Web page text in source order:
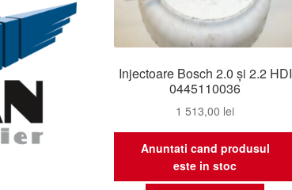
Injectoare Bosch 2.0 și 2.2 HDI
0445110036
1 513,00 lei
Anuntati cand produsul
este in stoc